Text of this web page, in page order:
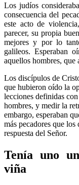
Los judíos
consecuencia del
este acto de
parecer, su propia
mejores y por lo
galileos. Esperaban
aquellos hombres, que
Los discípulos de
que hubieron oído la
lecciones definidas
hombres, y medir la
embargo, esperaban
más pecadores que
respuesta del Señor.
Tenía uno
viña